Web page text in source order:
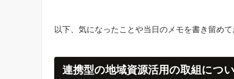
以下、気になったことや当日のメモを書き留めて
連携型の地域資源活用の取組につ